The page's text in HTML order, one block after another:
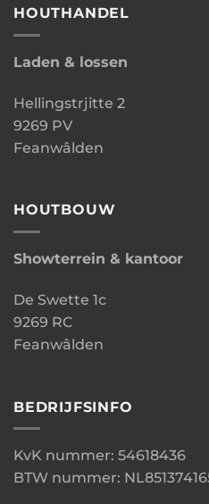
HOUTHANDEL
Laden & lossen
Hellingstrjitte 2
9269 PV
Feanwâlden
HOUTBOUW
Showterrein & kantoor
De Swette 1c
9269 RC
Feanwâlden
BEDRIJFSINFO
KvK nummer: 54618436
BTW nummer: